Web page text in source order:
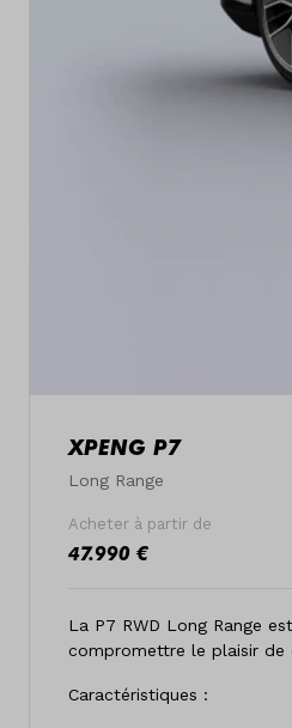
XPENG P7
Long Range
Acheter à partir de
47.990 €
La P7 RWD Long Range
compromettre le plaisir de
Caractéristiques :